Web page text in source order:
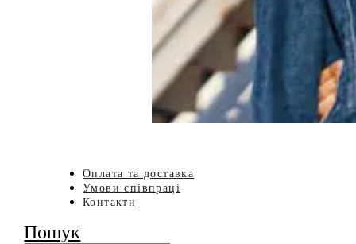
Оплата та доставка
Умови співпраці
Контакти
Пошук